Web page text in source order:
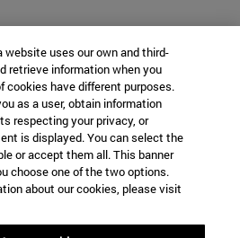
website uses our own and third-
retrieve information when you
cookies have different purposes.
as a user, obtain information
respecting your privacy, or
is displayed. You can select the
or accept them all. This banner
choose one of the two options.
about our cookies, please visit